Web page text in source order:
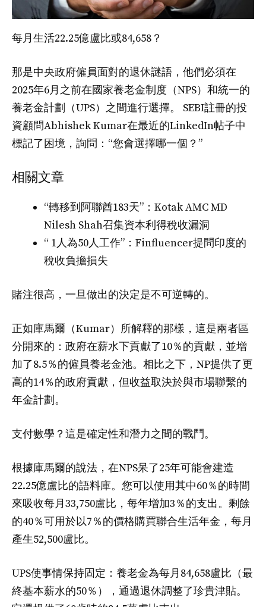
每月生活22.25億盧比或₹84,658？
那是中央政府僱員面對的退休謎語，他們必須在
2025年6月之前在國家養老金制度（NPS）和統一的
養老金計劃（UPS）之間進行選擇。 SEBI註冊的投
資顧問Abhishek Kumar在最近的LinkedIn帖子中
標記了困境，詢問：“您會選擇哪一個？”
相關文章
“轉移到阿聯酋183天”：Kotak AMC MD
Nilesh Shah召集資本利得稅收漏洞
“ 1人為50人工作”：Finfluencer提問印度的
稅收負擔損失
賭注很高，一旦做出的決定是不可逆轉的。
正如庫馬爾（Kumar）所解釋的那樣，這是兩者區
分開來的：政府在薪水下貢獻了10％的貢獻，並增
加了8.5％的僱員養老金池。相比之下，NP提供了更
高的14％的政府貢獻，但收益取決於與市場聯繫的
年金計劃。
支付數學？這是確定性和潛力之間的戰鬥。
根據庫馬爾的說法，在NPS呆了25年可能會建造
22.25億盧比的語料庫。您可以使用其中60％的時間
來吸收每月33,750盧比，每年增加3％的支出。剩餘
的40％可用於以7％的價格購買聯合生活年金，每月
產生52,500盧比。
UPS使事情保持固定：養老金為每月84,658盧比（最
終基本薪水的50％），通過退休調整了珍貴津貼。